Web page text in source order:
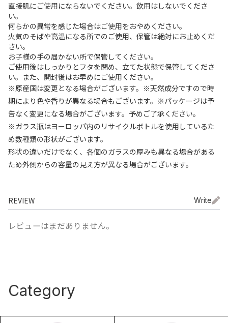
直接肌にご使用にならないでください。飲用はしないでくださ
い。
何らかの異常を感じた場合はご使用をおやめください。
火気のそばや高温になる所でのご使用、保管は絶対にお止めくだ
さい。
お子様の手の届かない所で保管してください。
ご使用後はしっかりとフタを閉め、立てた状態で保管してくださ
い。また、開封後はお早めにご使用ください。
※原産国は変更となる場合がございます。※天然成分ですので時
期により色や香りが異なる場合もございます。※パッケージは予
告なく変更になる場合がございます。予めご了承ください。
※ガラス瓶はヨーロッパ内のリサイクルボトルを使用しているた
め数種類の形状がございます。
形状の違いだけでなく、各個のガラスの厚みも異なる場合がある
ため外側からの容量の見え方が異なる場合がございます。
REVIEW Write
レビューはまだありません。
Category